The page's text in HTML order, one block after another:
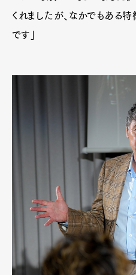
くれましたが、なかでもある
です」